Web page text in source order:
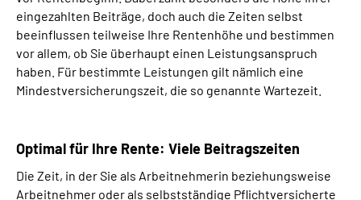
eingezahlten Beiträge, doch auch die Zeiten selbst
beeinflussen teilweise Ihre Rentenhöhe und bestimmen
vor allem, ob Sie überhaupt einen Leistungsanspruch
haben. Für bestimmte Leistungen gilt nämlich eine
Mindestversicherungszeit, die so genannte Wartezeit.
Optimal für Ihre Rente: Viele Beitragszeiten
Die Zeit, in der Sie als Arbeitnehmerin beziehungsweise
Arbeitnehmer oder als selbstständige Pflichtversicherte